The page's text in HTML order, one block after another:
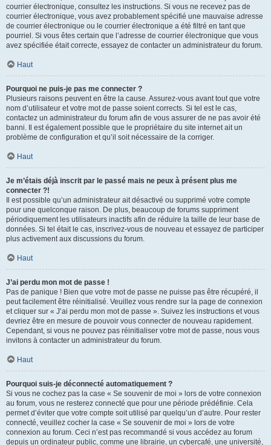
courrier électronique, consultez les instructions. Si vous ne recevez pas de
courrier électronique, vous avez probablement spécifié une mauvaise adresse
de courrier électronique ou le courrier électronique a été filtré en tant que
pourriel. Si vous êtes certain que l’adresse de courrier électronique que vous
avez spécifiée était correcte, essayez de contacter un administrateur du forum.
Haut
Pourquoi ne puis-je pas me connecter ?
Plusieurs raisons peuvent en être la cause. Assurez-vous avant tout que votre
nom d’utilisateur et votre mot de passe soient corrects. Si tel est le cas,
contactez un administrateur du forum afin de vous assurer de ne pas avoir été
banni. Il est également possible que le propriétaire du site internet ait un
problème de configuration et qu’il soit nécessaire de la corriger.
Haut
Je m’étais déjà inscrit par le passé mais ne peux à présent plus me
connecter ?!
Il est possible qu’un administrateur ait désactivé ou supprimé votre compte
pour une quelconque raison. De plus, beaucoup de forums suppriment
périodiquement les utilisateurs inactifs afin de réduire la taille de leur base de
données. Si tel était le cas, inscrivez-vous de nouveau et essayez de participer
plus activement aux discussions du forum.
Haut
J’ai perdu mon mot de passe !
Pas de panique ! Bien que votre mot de passe ne puisse pas être récupéré, il
peut facilement être réinitialisé. Veuillez vous rendre sur la page de connexion
et cliquer sur « J’ai perdu mon mot de passe ». Suivez les instructions et vous
devriez être en mesure de pouvoir vous connecter de nouveau rapidement.
Cependant, si vous ne pouvez pas réinitialiser votre mot de passe, nous vous
invitons à contacter un administrateur du forum.
Haut
Pourquoi suis-je déconnecté automatiquement ?
Si vous ne cochez pas la case « Se souvenir de moi » lors de votre connexion
au forum, vous ne resterez connecté que pour une période prédéfinie. Cela
permet d’éviter que votre compte soit utilisé par quelqu’un d’autre. Pour rester
connecté, veuillez cocher la case « Se souvenir de moi » lors de votre
connexion au forum. Ceci n’est pas recommandé si vous accédez au forum
depuis un ordinateur public, comme une librairie, un cybercafé, une université,